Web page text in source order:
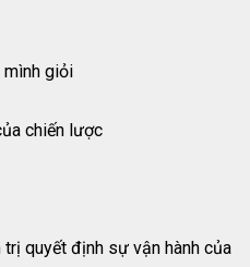
mình giỏi
chiến lược
quyết định sự vận hành của